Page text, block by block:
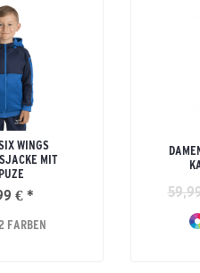
WINGS
MIT
€ *
FARBEN